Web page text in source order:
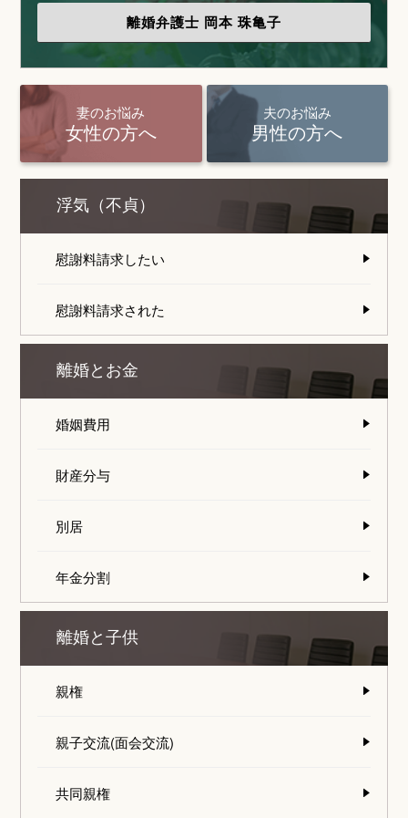
離婚弁護士 岡本 珠亀子
妻のお悩み
女性の方へ
夫のお悩み
男性の方へ
浮気（不貞）
慰謝料請求したい
慰謝料請求された
離婚とお金
婚姻費用
財産分与
別居
年金分割
離婚と子供
親権
親子交流(面会交流)
共同親権